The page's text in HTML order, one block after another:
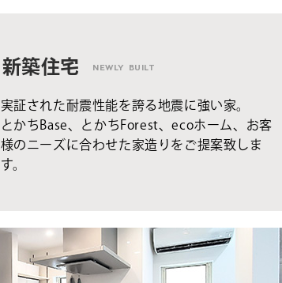
新築住宅 NEWLY BUILT
実証された耐震性能を誇る地震に強い家。
とかちBase、とかちForest、ecoホーム、お客
様のニーズに合わせた家造りをご提案致しま
す。